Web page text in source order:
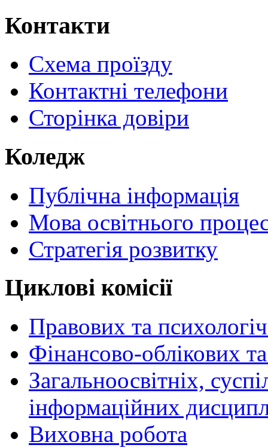
Контакти
Схема проїзду
Контактні телефони
Сторінка довіри
Коледж
Публічна інформація
Мова освітнього
Стратегія розвитку
Циклові комісії
Правових та
Фінансово-облікових
Загальноосвітніх,
інформаційних
Виховна робота